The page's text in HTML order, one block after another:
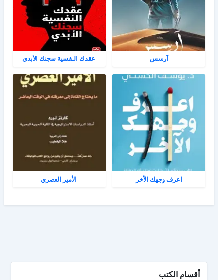
آرسس عقدك النفسية سجنك الأبدي
اعرف وجهك الأخر الأمير العصري
أقسام الكتب